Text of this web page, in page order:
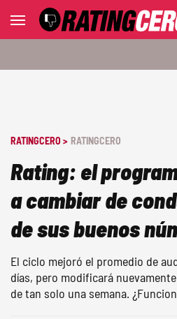
RATINGCERO > RATINGCERO
Rating: el
a cambiar de
de sus buenos
El ciclo mejoró el promedio de
días, pero modificará
de tan solo una semana.